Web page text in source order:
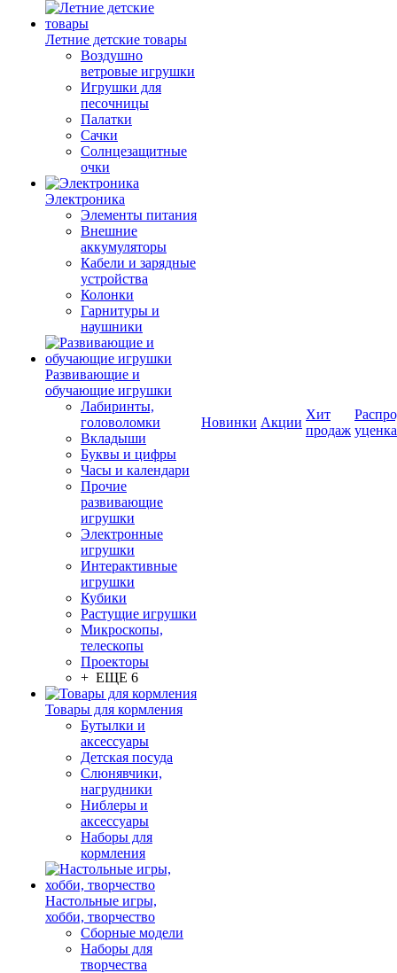
Летние детские товары
Воздушно
ветровые игрушки
Игрушки для
песочницы
Палатки
Сачки
Солнцезащитные
очки
Электроника
Элементы питания
Внешние
аккумуляторы
Кабели и зарядные
устройства
Колонки
Гарнитуры и
наушники
Развивающие и
обучающие игрушки
Лабиринты,
головоломки
Вкладыши
Буквы и цифры
Часы и календари
Прочие
развивающие
игрушки
Электронные
игрушки
Интерактивные
игрушки
Кубики
Растущие игрушки
Микроскопы,
телескопы
Проекторы
+ ЕЩЕ 6
Товары для кормления
Бутылки и
аксессуары
Детская посуда
Слюнявчики,
нагрудники
Ниблеры и
аксессуары
Наборы для
кормления
Настольные игры,
хобби, творчество
Сборные модели
Наборы для
творчества
Новинки Акции
Хит
продаж уценка